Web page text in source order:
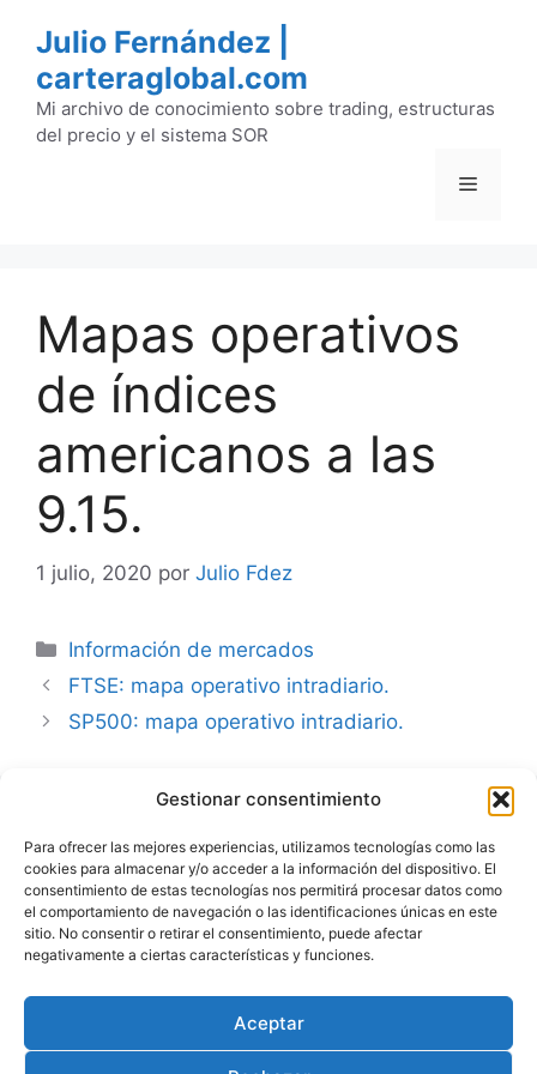
Gestionar consentimiento
Para ofrecer las mejores experiencias, utilizamos tecnologías como las
cookies para almacenar y/o acceder a la información del dispositivo. El
consentimiento de estas tecnologías nos permitirá procesar datos como
el comportamiento de navegación o las identificaciones únicas en este
sitio. No consentir o retirar el consentimiento, puede afectar
negativamente a ciertas características y funciones.
Aceptar
contenido
Julio Fernández |
carteraglobal.com
Mi archivo de conocimiento sobre trading, estructuras
del precio y el sistema SOR
Menú
Mapas operativos
de índices
americanos a las
9.15.
1 julio, 2020 por Julio Fdez
Categorías
Información de mercados
FTSE: mapa operativo intradiario.
SP500: mapa operativo intradiario.
Advertencia
Política de privacidad
Aviso legal
Política de cookies